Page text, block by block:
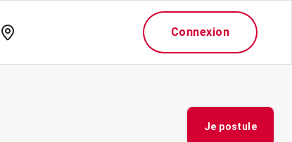
Connexion
Je postule